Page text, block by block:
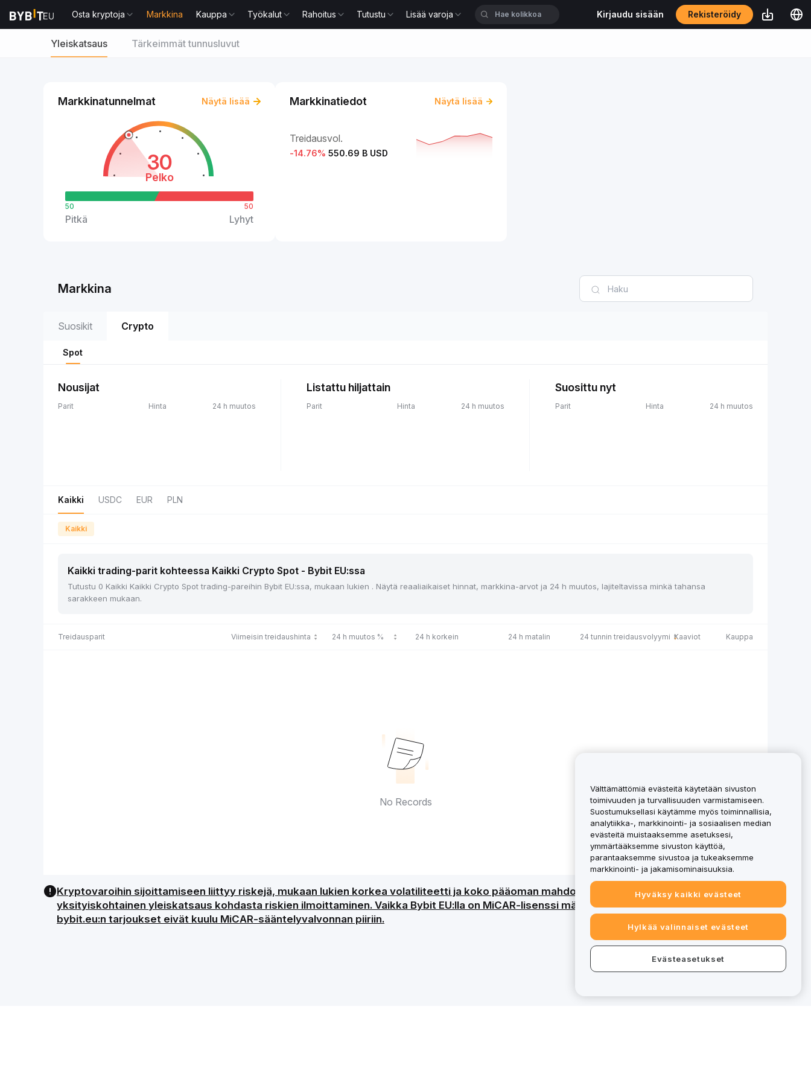
Osta kryptoja Markkina Kauppa Työkalut Rahoitus Tutustu Lisää varoja Kirjaudu sisään Rekisteröidy
Yleiskatsaus Tärkeimmät tunnusluvut
Markkinatunnelmat Näytä lisää
30
Pelko
50
Pitkä
50
Lyhyt
Markkinatiedot Näytä lisää
Treidausvol.
-14.76% 550.69 B USD
Markkina
Suosikit Crypto
Spot
Nousijat
Parit Hinta 24 h muutos
Listattu hiljattain
Parit Hinta 24 h muutos
Suosittu nyt
Parit Hinta 24 h muutos
Kaikki USDC EUR PLN
Kaikki
Kaikki trading-parit kohteessa Kaikki Crypto Spot - Bybit EU:ssa
Tutustu 0 Kaikki Kaikki Crypto Spot trading-pareihin Bybit EU:ssa, mukaan lukien . Näytä reaaliaikaiset hinnat, markkina-arvot ja 24 h muutos, lajiteltavissa minkä tahansa
sarakkeen mukaan.
Treidausparit Viimeisin treidaushinta 24 h muutos % 24 h korkein 24 h matalin 24 tunnin treidausvolyymi Kaaviot Kauppa
No Records
Kryptovaroihin sijoittamiseen liittyy riskejä, mukaan lukien korkea volatiliteetti ja koko pääoman mahdollinen menetys. Katso
yksityiskohtainen yleiskatsaus kohdasta riskien ilmoittaminen. Vaikka Bybit EU:lla on MiCAR-lisenssi määritettyjä palveluja varten, tietyt
bybit.eu:n tarjoukset eivät kuulu MiCAR-sääntelyvalvonnan piiriin.
Välttämättömiä evästeitä käytetään sivuston
toimivuuden ja turvallisuuden varmistamiseen.
Suostumuksellasi käytämme myös toiminnallisia,
analytiikka-, markkinointi- ja sosiaalisen median
evästeitä muistaaksemme asetuksesi,
ymmärtääksemme sivuston käyttöä,
parantaaksemme sivustoa ja tukeaksemme
markkinointi- ja jakamisominaisuuksia.
Hyväksy kaikki evästeet
Hylkää valinnaiset evästeet
Evästeasetukset